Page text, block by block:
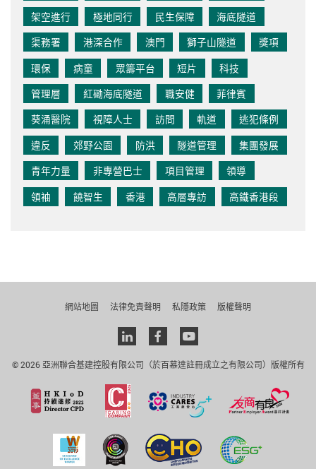
架空進行
極地同行 民生保障
海底隧道
渠務署
港深合作 澳門 獅子山隧道
獎項
環保
病童 眾籌平台 短片
科技
管理層
紅磡海底隧道 職安健
菲律賓
葵涌醫院
視障人士 訪問 軌道
逃犯條例
違反
郊野公園 防洪 隧道管理
集團發展
青年力量
非專營巴士 項目管理
領導
領袖
饒智生 香港 高層專訪 高鐵香港段
網站地圖 法律免責聲明 私隱政策 版權聲明
Linkedinfacebookyoutube
© 2026 亞洲聯合基建控股有限公司（於百慕達註冊成立之有限公司）版權所有